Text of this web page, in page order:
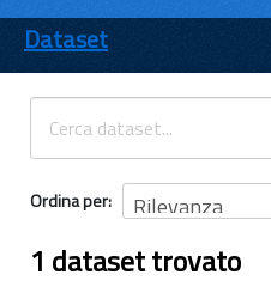
ENTI
TEMI
INFORMAZIONI
Dataset
Ordina per
1 dataset trovato